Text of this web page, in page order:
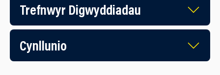
Trefnwyr Digwyddiadau
Cynllunio